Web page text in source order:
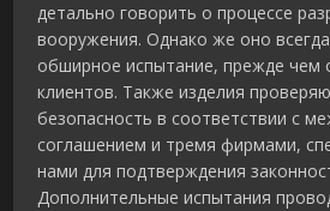
детально говорить о процессе
вооружения. Однако же оно
обширное испытание, прежде чем
клиентов. Также изделия
безопасность в соответствии с
соглашением и тремя фирмами,
нами для подтверждения
Дополнительные испытания